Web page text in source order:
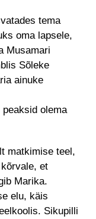
tema
oma lapsele,
Musamari
Sõleke
ainuke
olema
matkimise teel,
et
Marika.
elu, käis
Sikupilli